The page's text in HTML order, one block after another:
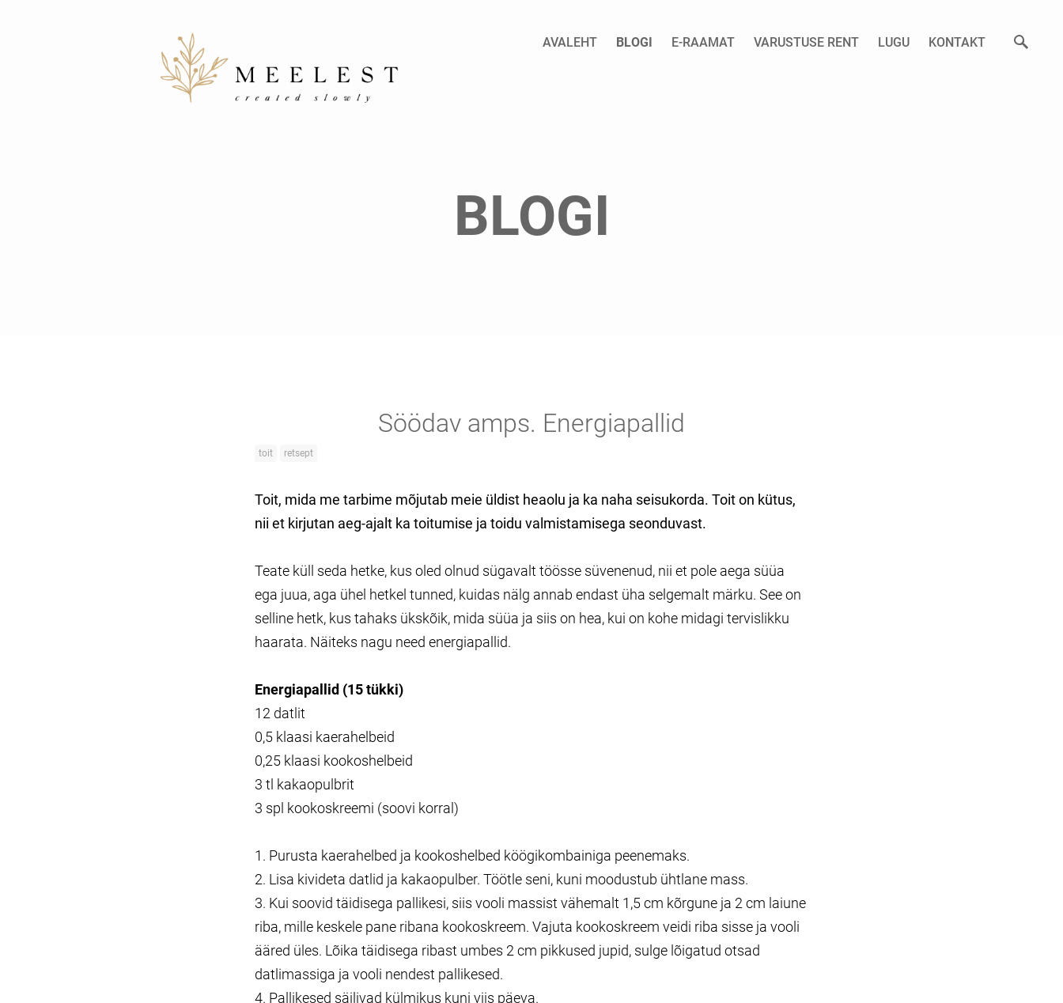
AVALEHT BLOGI E-RAAMAT VARUSTUSE RENT LUGU KONTAKT
BLOGI
Söödav amps. Energiapallid
toit retsept
Toit, mida me tarbime mõjutab meie üldist heaolu ja ka naha seisukorda. Toit on kütus,
nii et kirjutan aeg-ajalt ka toitumise ja toidu valmistamisega seonduvast.
Teate küll seda hetke, kus oled olnud sügavalt töösse süvenenud, nii et pole aega süüa
ega juua, aga ühel hetkel tunned, kuidas nälg annab endast üha selgemalt märku. See on
selline hetk, kus tahaks ükskõik, mida süüa ja siis on hea, kui on kohe midagi tervislikku
haarata. Näiteks nagu need energiapallid.
Energiapallid (15 tükki)
12 datlit
0,5 klaasi kaerahelbeid
0,25 klaasi kookoshelbeid
3 tl kakaopulbrit
3 spl kookoskreemi (soovi korral)
1. Purusta kaerahelbed ja kookoshelbed köögikombainiga peenemaks.
2. Lisa kivideta datlid ja kakaopulber. Töötle seni, kuni moodustub ühtlane mass.
3. Kui soovid täidisega pallikesi, siis vooli massist vähemalt 1,5 cm kõrgune ja 2 cm laiune
riba, mille keskele pane ribana kookoskreem. Vajuta kookoskreem veidi riba sisse ja vooli
ääred üles. Lõika täidisega ribast umbes 2 cm pikkused jupid, sulge lõigatud otsad
datlimassiga ja vooli nendest pallikesed.
4. Pallikesed säilivad külmikus kuni viis päeva.